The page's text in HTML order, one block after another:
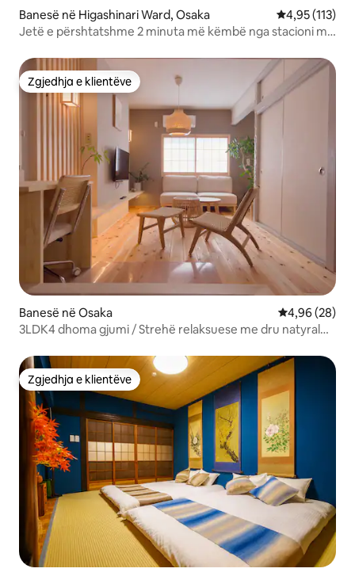
Banesë në Higashinari Ward, Osaka Vlerësimi
4,95 (113)
Jetë e përshtatshme 2 minuta më këmbë nga stacioni më
Kështjellës Osaka / Në mes të Osakës
Zgjedhja e klientëve
Zgjedhja e klientëve
Banesë në Osaka Vlerësimi
4,96 (28)
3LDK4 dhoma gjumi / Strehë relaksuese me dru natyral
më këmbë nga stacioni më i afërt / Një udhëtim me
buzëqeshje me familjen
Zgjedhja e klientëve
Zgjedhja e klientëve